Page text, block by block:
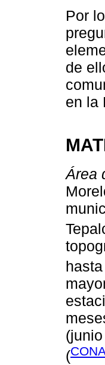
Por
de
en la
Área
(